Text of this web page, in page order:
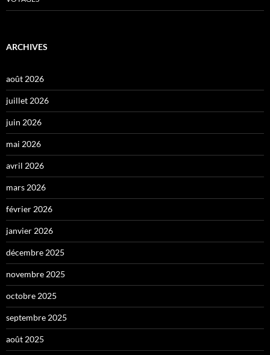
ARCHIVES
août 2026
juillet 2026
juin 2026
mai 2026
avril 2026
mars 2026
février 2026
janvier 2026
décembre 2025
novembre 2025
octobre 2025
septembre 2025
août 2025